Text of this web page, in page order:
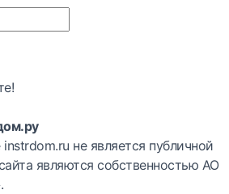
не является публичной
являются собственностью АО